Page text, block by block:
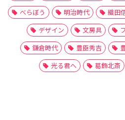
べらぼう
明治時代 織田
デザイン
文房具
鎌倉時代
豊臣秀吉
光る君へ
葛飾北斎